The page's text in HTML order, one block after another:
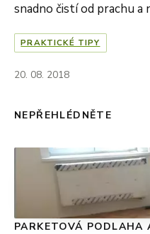
snadno čistí od prachu a
PRAKTICKÉ TIPY
20. 08. 2018
NEPŘEHLÉDNĚTE
PARKETOVÁ PODLAHA